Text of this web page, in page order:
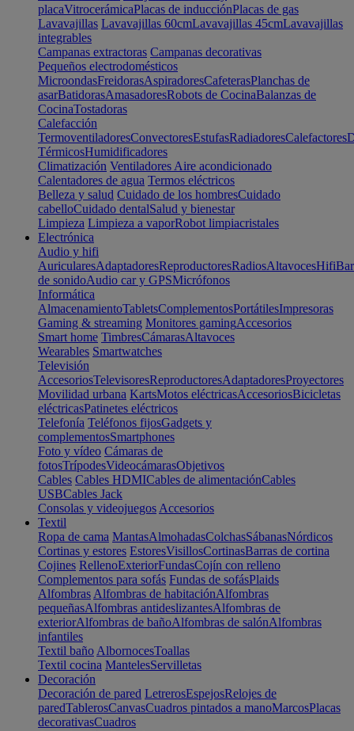
placaVitrocerámicaPlacas de inducciónPlacas de gas
Lavavajillas Lavavajillas 60cmLavavajillas 45cmLavavajillas
integrables
Campanas extractoras Campanas decorativas
Pequeños electrodomésticos
MicroondasFreidorasAspiradoresCafeterasPlanchas de
asarBatidorasAmasadoresRobots de CocinaBalanzas de
CocinaTostadoras
Calefacción
TermoventiladoresConvectoresEstufasRadiadoresCalefactores
TérmicosHumidificadores
Climatización Ventiladores Aire acondicionado
Calentadores de agua Termos eléctricos
Belleza y salud Cuidado de los hombresCuidado
cabelloCuidado dentalSalud y bienestar
Limpieza Limpieza a vaporRobot limpiacristales
Electrónica
Audio y hifi
AuricularesAdaptadoresReproductoresRadiosAltavocesHifi
de sonidoAudio car y GPSMicrófonos
Informática
AlmacenamientoTabletsComplementosPortátilesImpresoras
Gaming & streaming Monitores gamingAccesorios
Smart home TimbresCámarasAltavoces
Wearables Smartwatches
Televisión
AccesoriosTelevisoresReproductoresAdaptadoresProyectores
Movilidad urbana KartsMotos eléctricasAccesoriosBicicletas
eléctricasPatinetes eléctricos
Telefonía Teléfonos fijosGadgets y
complementosSmartphones
Foto y vídeo Cámaras de
fotosTrípodesVideocámarasObjetivos
Cables Cables HDMICables de alimentaciónCables
USBCables Jack
Consolas y videojuegos Accesorios
Textil
Ropa de cama MantasAlmohadasColchasSábanasNórdicos
Cortinas y estores EstoresVisillosCortinasBarras de cortina
Cojines RellenoExteriorFundasCojín con relleno
Complementos para sofás Fundas de sofásPlaids
Alfombras Alfombras de habitaciónAlfombras
pequeñasAlfombras antideslizantesAlfombras de
exteriorAlfombras de bañoAlfombras de salónAlfombras
infantiles
Textil baño AlbornocesToallas
Textil cocina MantelesServilletas
Decoración
Decoración de pared LetrerosEspejosRelojes de
paredTablerosCanvasCuadros pintados a manoMarcosPlacas
decorativasCuadros